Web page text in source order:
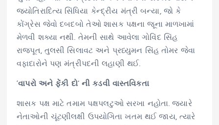
જ્યોતિરાદિત્ય સિંધિયા કેન્દ્રીય મંત્રી બન્યા, જો કે
કોંગ્રેસ જેવો દબદબો તેઓ શાસક પક્ષના જૂના માળખામાં
મેળવી શક્યા નથી. તેમની સાથે આવેલા ગોવિંદ સિંહ
રાજપૂત, તુલસી સિલાવટ અને પ્રધ્યુમન સિંહ તોમર જેવા
વફાદારોને પણ મંત્રીપદની લહાણી થઈ.
‘વાપરો અને ફેંકી દો’ ની કડવી વાસ્તવિકતા
શાસક પક્ષ માટે તમામ પક્ષપલટુઓ સરખા નહોતા. જ્યારે
નેતાઓની ચૂંટણીલક્ષી ઉપયોગિતા ખતમ થઈ જાય, ત્યારે